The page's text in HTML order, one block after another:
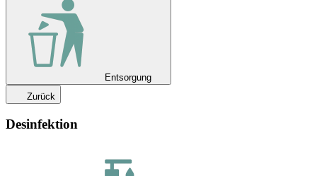
Entsorgung
Zurück
Desinfektion